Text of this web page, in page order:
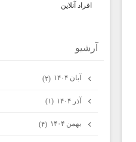
افراد آنلاین
آرشيو
آبان ۱۴۰۴ (۲)
آذر ۱۴۰۴ (۱)
بهمن ۱۴۰۴ (۴)